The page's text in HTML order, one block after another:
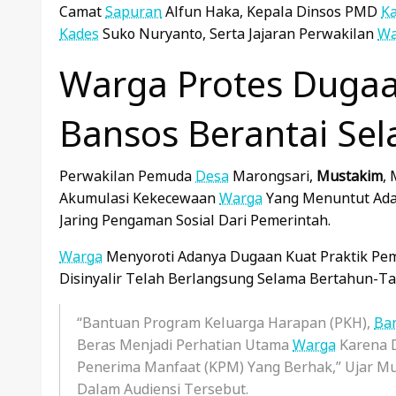
CamatSapuranAlfun Haka, Kepala Dinsos PMD
Kades Suko Nuryanto, Serta Jajaran Perwakilan
Warga Protes
Bansos Berantai
Perwakilan Pemuda Desa Marongsari, Mustakim,
Akumulasi KekecewaanWargaYang Menuntut
Jaring Pengaman Sosial Dari Pemerintah.
Warga Menyoroti Adanya Dugaan Kuat Praktik
Disinyalir Telah Berlangsung Selama Bertahun-
“Bantuan Program Keluarga Harapan (PKH),
Beras Menjadi Perhatian Utama Warga Karena
Penerima Manfaat (KPM) Yang Berhak,” Ujar
Dalam Audiensi Tersebut.